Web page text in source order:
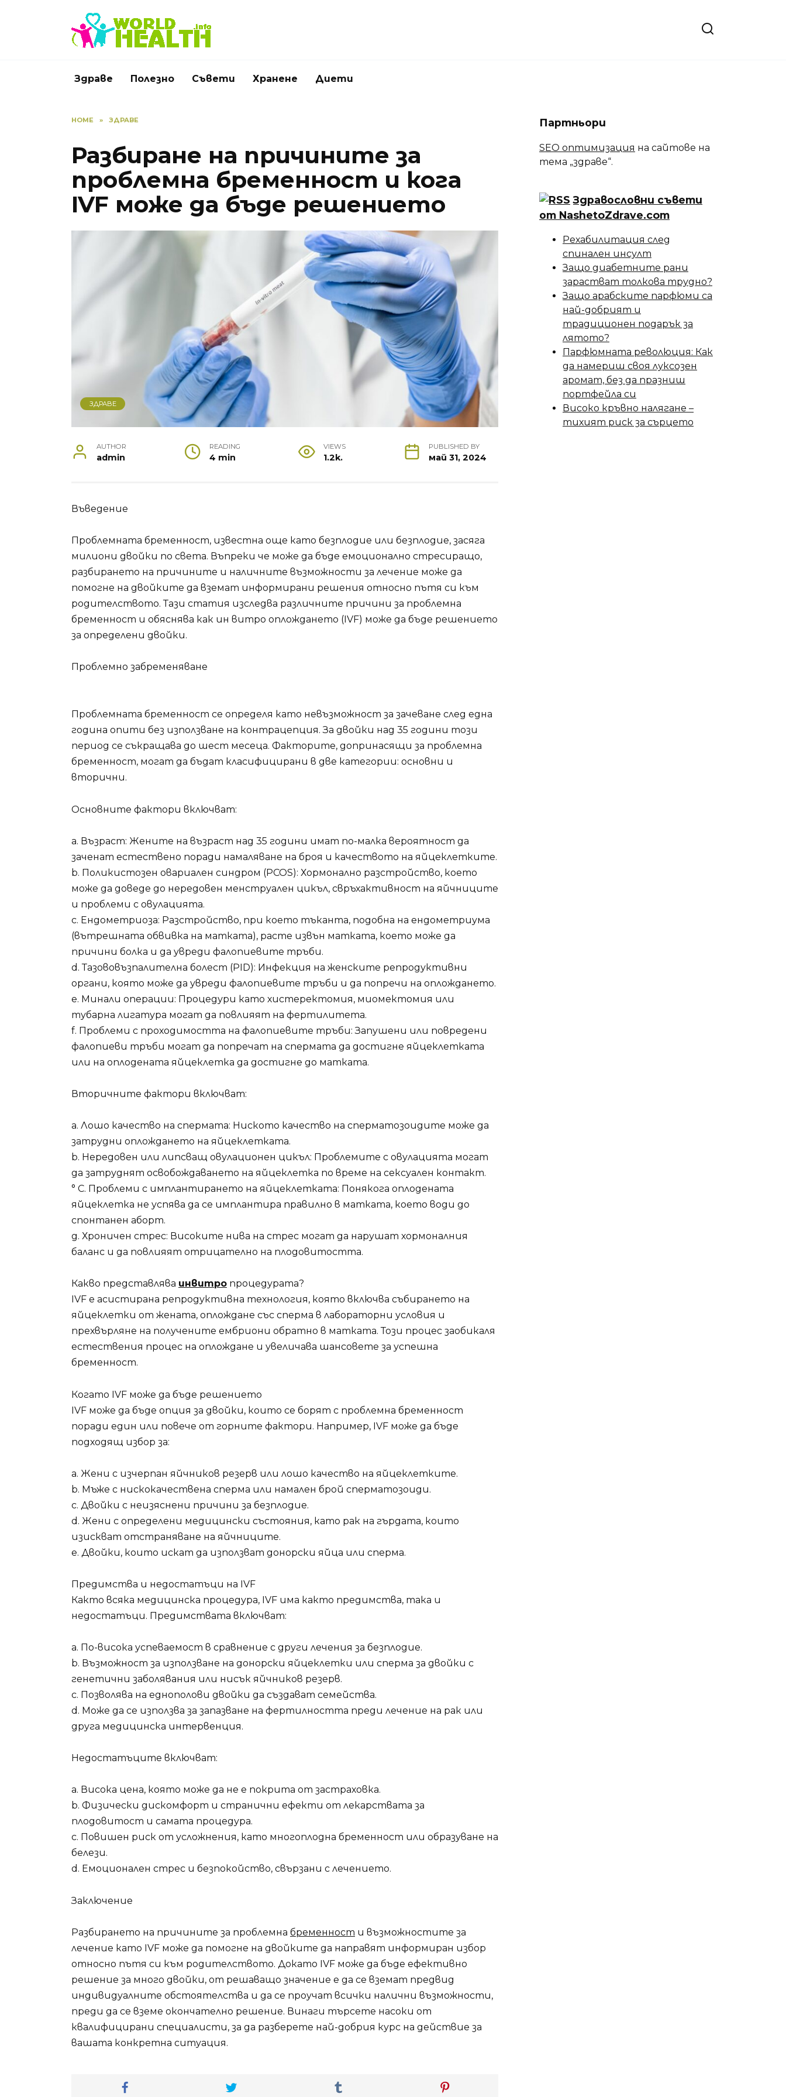
Здраве Полезно Съвети Хранене Диети
HOME » ЗДРАВЕ
Разбиране на причините за
проблемна бременност и кога
IVF може да бъде решението
ЗДРАВЕ
AUTHOR
admin
READING
4 min
VIEWS
1.2k.
PUBLISHED BY
май 31, 2024
Въведение
Проблемната бременност, известна още като безплодие или безплодие, засяга
милиони двойки по света. Въпреки че може да бъде емоционално стресиращо,
разбирането на причините и наличните възможности за лечение може да
помогне на двойките да вземат информирани решения относно пътя си към
родителството. Тази статия изследва различните причини за проблемна
бременност и обяснява как ин витро оплождането (IVF) може да бъде решението
за определени двойки.
Проблемно забременяване
Проблемната бременност се определя като невъзможност за зачеване след една
година опити без използване на контрацепция. За двойки над 35 години този
период се съкращава до шест месеца. Факторите, допринасящи за проблемна
бременност, могат да бъдат класифицирани в две категории: основни и
вторични.
Основните фактори включват:
а. Възраст: Жените на възраст над 35 години имат по-малка вероятност да
заченат естествено поради намаляване на броя и качеството на яйцеклетките.
b. Поликистозен овариален синдром (PCOS): Хормонално разстройство, което
може да доведе до нередовен менструален цикъл, свръхактивност на яйчниците
и проблеми с овулацията.
c. Ендометриоза: Разстройство, при което тъканта, подобна на ендометриума
(вътрешната обвивка на матката), расте извън матката, което може да
причини болка и да увреди фалопиевите тръби.
d. Тазововъзпалителна болест (PID): Инфекция на женските репродуктивни
органи, която може да увреди фалопиевите тръби и да попречи на оплождането.
e. Минали операции: Процедури като хистеректомия, миомектомия или
тубарна лигатура могат да повлияят на фертилитета.
f. Проблеми с проходимостта на фалопиевите тръби: Запушени или повредени
фалопиеви тръби могат да попречат на спермата да достигне яйцеклетката
или на оплодената яйцеклетка да достигне до матката.
Вторичните фактори включват:
а. Лошо качество на спермата: Ниското качество на сперматозоидите може да
затрудни оплождането на яйцеклетката.
b. Нередовен или липсващ овулационен цикъл: Проблемите с овулацията могат
да затруднят освобождаването на яйцеклетка по време на сексуален контакт.
° С. Проблеми с имплантирането на яйцеклетката: Понякога оплодената
яйцеклетка не успява да се имплантира правилно в матката, което води до
спонтанен аборт.
д. Хроничен стрес: Високите нива на стрес могат да нарушат хормоналния
баланс и да повлияят отрицателно на плодовитостта.
Какво представлява инвитро процедурата?
IVF е асистирана репродуктивна технология, която включва събирането на
яйцеклетки от жената, оплождане със сперма в лабораторни условия и
прехвърляне на получените ембриони обратно в матката. Този процес заобикаля
естествения процес на оплождане и увеличава шансовете за успешна
бременност.
Когато IVF може да бъде решението
IVF може да бъде опция за двойки, които се борят с проблемна бременност
поради един или повече от горните фактори. Например, IVF може да бъде
подходящ избор за:
а. Жени с изчерпан яйчников резерв или лошо качество на яйцеклетките.
b. Мъже с нискокачествена сперма или намален брой сперматозоиди.
c. Двойки с неизяснени причини за безплодие.
d. Жени с определени медицински състояния, като рак на гърдата, които
изискват отстраняване на яйчниците.
e. Двойки, които искат да използват донорски яйца или сперма.
Предимства и недостатъци на IVF
Както всяка медицинска процедура, IVF има както предимства, така и
недостатъци. Предимствата включват:
а. По-висока успеваемост в сравнение с други лечения за безплодие.
b. Възможност за използване на донорски яйцеклетки или сперма за двойки с
генетични заболявания или нисък яйчников резерв.
c. Позволява на еднополови двойки да създават семейства.
d. Може да се използва за запазване на фертилността преди лечение на рак или
друга медицинска интервенция.
Недостатъците включват:
а. Висока цена, която може да не е покрита от застраховка.
b. Физически дискомфорт и странични ефекти от лекарствата за
плодовитост и самата процедура.
c. Повишен риск от усложнения, като многоплодна бременност или образуване на
белези.
d. Емоционален стрес и безпокойство, свързани с лечението.
Заключение
Разбирането на причините за проблемна бременност и възможностите за
лечение като IVF може да помогне на двойките да направят информиран избор
относно пътя си към родителството. Докато IVF може да бъде ефективно
решение за много двойки, от решаващо значение е да се вземат предвид
индивидуалните обстоятелства и да се проучат всички налични възможности,
преди да се вземе окончателно решение. Винаги търсете насоки от
квалифицирани специалисти, за да разберете най-добрия курс на действие за
вашата конкретна ситуация.
Партньори
SEO оптимизация на сайтове на
тема „здраве“.
Здравословни съвети
от NashetoZdrave.com
Рехабилитация след
спинален инсулт
Защо диабетните рани
зарастват толкова трудно?
Защо арабските парфюми са
най-добрият и
традиционен подарък за
лятото?
Парфюмната революция: Как
да намериш своя луксозен
аромат, без да празниш
портфейла си
Високо кръвно налягане –
тихият риск за сърцето